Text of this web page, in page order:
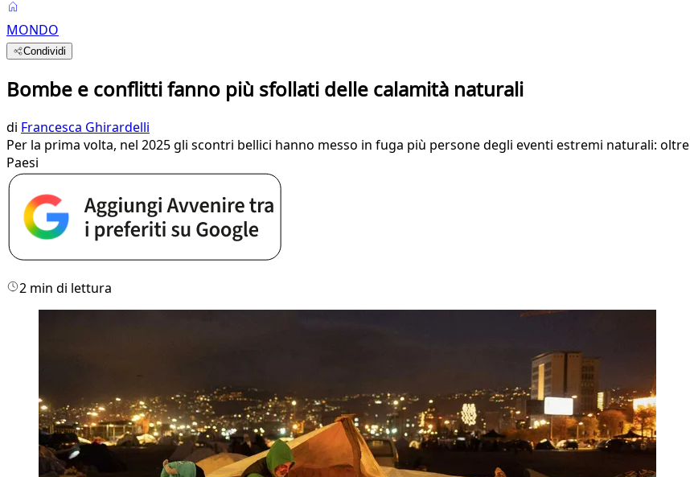
MONDO
Condividi
Bombe e conflitti fanno più sfollati delle calamità naturali
di Francesca Ghirardelli
Per la prima volta, nel 2025 gli scontri bellici hanno messo in fuga più persone degli eventi estremi naturali:
Paesi
2 min di lettura